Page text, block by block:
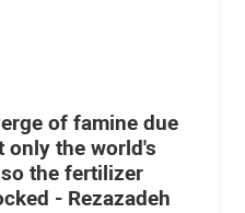
of famine due
only the world's
the fertilizer
- Rezazadeh